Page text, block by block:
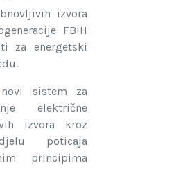
izvora
FBiH
za energetski
sistem za
električne
izvora kroz
poticaja
principima